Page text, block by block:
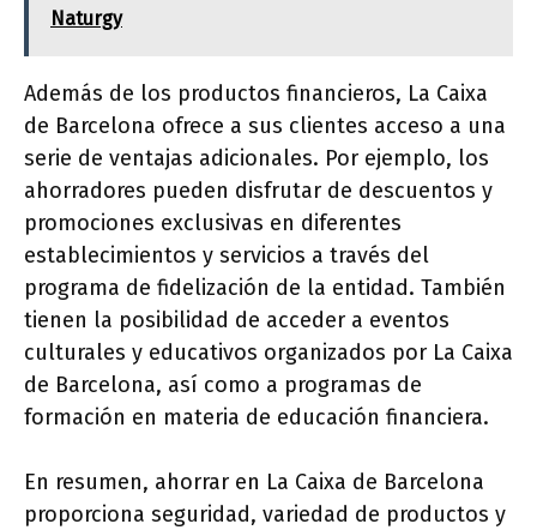
Naturgy
Además de los productos financieros, La Caixa
de Barcelona ofrece a sus clientes acceso a una
serie de ventajas adicionales. Por ejemplo, los
ahorradores pueden disfrutar de descuentos y
promociones exclusivas en diferentes
establecimientos y servicios a través del
programa de fidelización de la entidad. También
tienen la posibilidad de acceder a eventos
culturales y educativos organizados por La Caixa
de Barcelona, así como a programas de
formación en materia de educación financiera.
En resumen, ahorrar en La Caixa de Barcelona
proporciona seguridad, variedad de productos y